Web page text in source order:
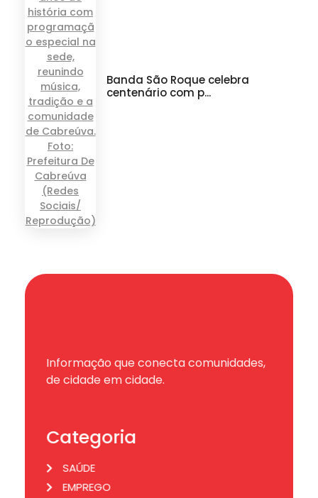
Banda São Roque celebra
centenário com p...
Informação que conecta comunidades,
de cidade em cidade.
Categoria
SAÚDE
EMPREGO